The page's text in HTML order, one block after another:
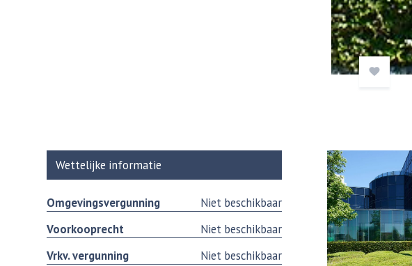
Wettelijke informatie
Omgevingsvergunning
Niet beschikbaar
Voorkooprecht
Niet beschikbaar
Vrkv. vergunning
Niet beschikbaar